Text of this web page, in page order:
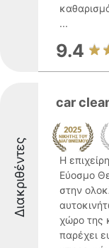
...
9.4
Διακριθέντες
car
Η
Εύοσμο
στην
χώρο της
παρέχει